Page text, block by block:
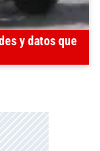
y datos que